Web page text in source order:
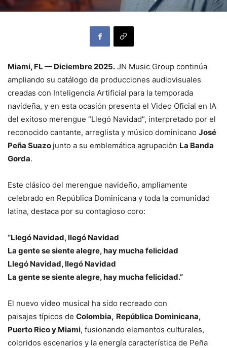
Miami, FL — Diciembre 2025. JN Music Group continúa
ampliando su catálogo de producciones audiovisuales
creadas con Inteligencia Artificial para la temporada
navideña, y en esta ocasión presenta el Video Oficial en IA
del exitoso merengue “Llegó Navidad”, interpretado por el
reconocido cantante, arreglista y músico dominicano José
Peña Suazo junto a su emblemática agrupación La Banda
Gorda.
Este clásico del merengue navideño, ampliamente
celebrado en República Dominicana y toda la comunidad
latina, destaca por su contagioso coro:
“Llegó Navidad, llegó Navidad
La gente se siente alegre, hay mucha felicidad
Llegó Navidad, llegó Navidad
La gente se siente alegre, hay mucha felicidad.”
El nuevo video musical ha sido recreado con
paisajes típicos de Colombia, República Dominicana,
Puerto Rico y Miami, fusionando elementos culturales,
coloridos escenarios y la energía característica de Peña